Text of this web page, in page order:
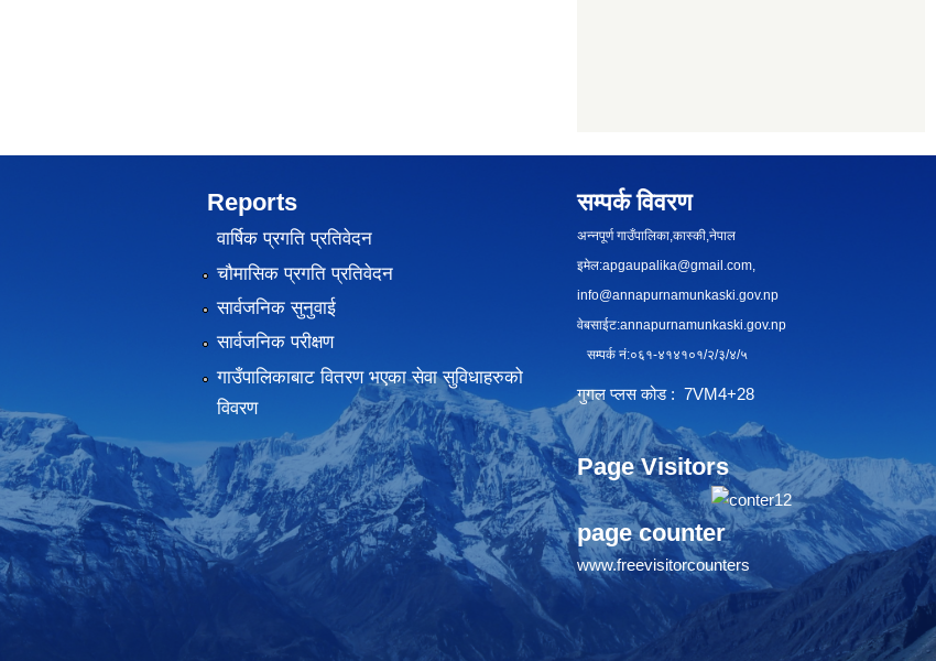
Reports
वार्षिक प्रगति प्रतिवेदन
चौमासिक प्रगति प्रतिवेदन
सार्वजनिक सुनुवाई
सार्वजनिक परीक्षण
गाउँपालिकाबाट वितरण भएका सेवा सुविधाहरुको
विवरण
सम्पर्क विवरण
अन्नपूर्ण गाउँपालिका,कास्की,नेपाल
इमेल:apgaupalika@gmail.com
info@annapurnamunkaski.gov.np
वेबसाईट:annapurnamunkaski.gov.np
सम्पर्क नं:०६१-४१४१०१/२/३/४/५
गुगल प्लस कोड : 7VM4+28
Page Visitors
page counter
www.freevisitorcounters